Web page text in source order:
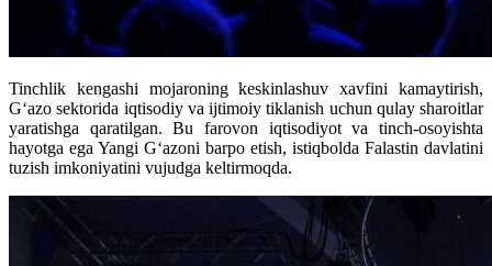
Tinchlik kengashi mojaroning keskinlashuv xavfini kamaytirish,
G‘azo sektorida iqtisodiy va ijtimoiy tiklanish uchun qulay sharoitlar
yaratishga qaratilgan. Bu farovon iqtisodiyot va tinch-osoyishta
hayotga ega Yangi G‘azoni barpo etish, istiqbolda Falastin davlatini
tuzish imkoniyatini vujudga keltirmoqda.